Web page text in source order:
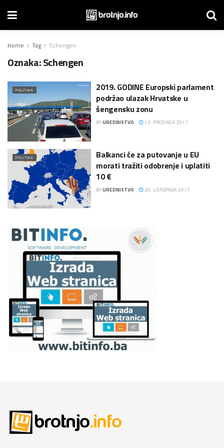
Home Tag Schengen
Oznaka:Schengen
POLITIKA
2019. GODINE Europski parlament
podržao ulazak Hrvatske u
šengensku zonu
BYUREDNISTVO 13. PROSINCA 2017.
POLITIKA
Balkanci će za putovanje u EU
morati tražiti odobrenje i uplatiti
10 €
BYUREDNISTVO 20. LISTOPADA 2017.